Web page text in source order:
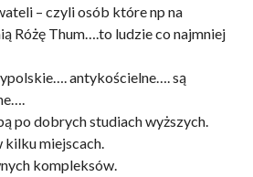
– czyli osób które np na
Różę Thum….to ludzie co najmniej
antykościelne…. są
po dobrych studiach wyższych.
kilku miejscach.
kompleksów.